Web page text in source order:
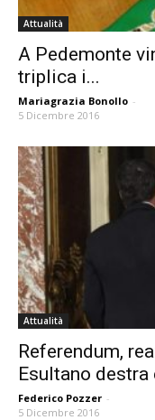
Attualità
A Pedemonte
triplica i...
Mariagrazia Bonollo -
5 Dicembre 2016
Attualità
Referendum,
Esultano destra
Federico Pozzer -
5 Dicembre 2016